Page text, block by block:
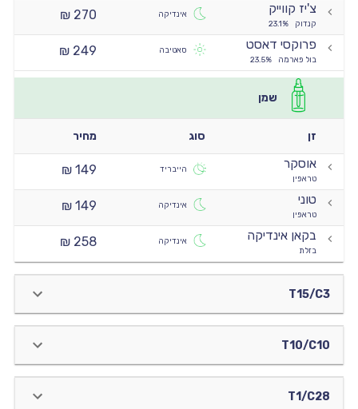
צ'יז קווייק
קנדוק 23.1%
אינדיקה
270 ₪
פרוקסי דאסט
בול פארמה 23.5%
סאטיבה 249 ₪
שמן
זן סוג מחיר
אוסקר
טראפין
הייבריד
149 ₪
טוני
טראפין
אינדיקה
149 ₪
בקאן אינדיקה
בזלת
אינדיקה 258 ₪
T15/C3
T10/C10
T1/C28